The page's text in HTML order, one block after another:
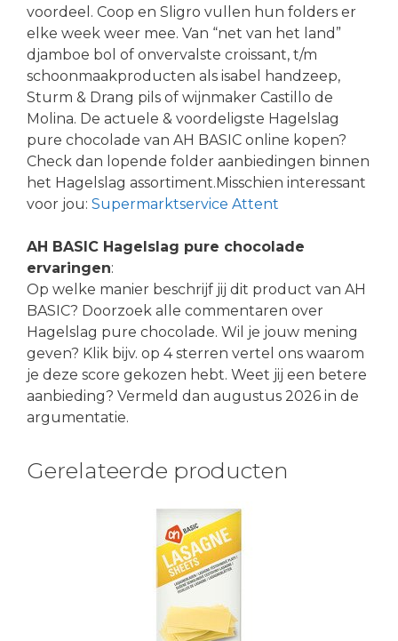
voordeel. Coop en Sligro vullen hun folders er
elke week weer mee. Van “net van het land”
djamboe bol of onvervalste croissant, t/m
schoonmaakproducten als isabel handzeep,
Sturm & Drang pils of wijnmaker Castillo de
Molina. De actuele & voordeligste Hagelslag
pure chocolade van AH BASIC online kopen?
Check dan lopende folder aanbiedingen binnen
het Hagelslag assortiment.Misschien interessant
voor jou: Supermarktservice Attent
AH BASIC Hagelslag pure chocolade
ervaringen:
Op welke manier beschrijf jij dit product van AH
BASIC? Doorzoek alle commentaren over
Hagelslag pure chocolade. Wil je jouw mening
geven? Klik bijv. op 4 sterren vertel ons waarom
je deze score gekozen hebt. Weet jij een betere
aanbieding? Vermeld dan augustus 2026 in de
argumentatie.
Gerelateerde producten